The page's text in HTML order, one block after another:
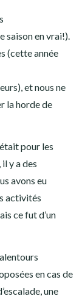
saison en vrai!).
(cette année
et nous ne
la horde de
pour les
y a des
avons eu
activités
ce fut d’un
en cas de
une